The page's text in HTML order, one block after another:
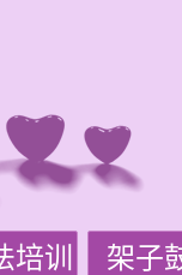
训 架子